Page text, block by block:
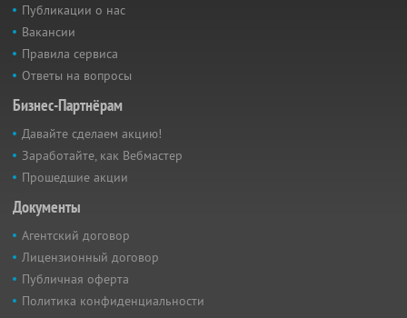
Публикации о нас
Вакансии
Правила сервиса
Ответы на вопросы
Бизнес-Партнёрам
Давайте сделаем акцию!
Заработайте, как Вебмастер
Прошедшие акции
Документы
Агентский договор
Лицензионный договор
Публичная оферта
Политика конфиденциальности